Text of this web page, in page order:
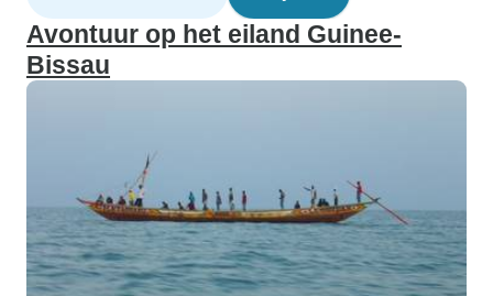
Avontuur op het eiland Guinee-
Bissau